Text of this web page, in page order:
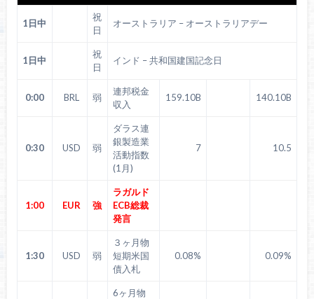
1日中
祝
日
オーストラリア – オーストラリアデー
1日中
祝
日
インド – 共和国建国記念日
0:00 BRL 弱
連邦税金
収入
159.10B 140.10B
0:30 USD 弱
ダラス連
銀製造業
活動指数
(1月)
7 10.5
1:00 EUR 強
ラガルド
ECB総裁
発言
1:30 USD 弱
３ヶ月物
短期米国
債入札
0.08% 0.09%
6ヶ月物